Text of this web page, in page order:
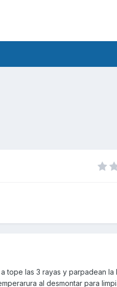
tope las 3 rayas y parpadean la
al desmontar para